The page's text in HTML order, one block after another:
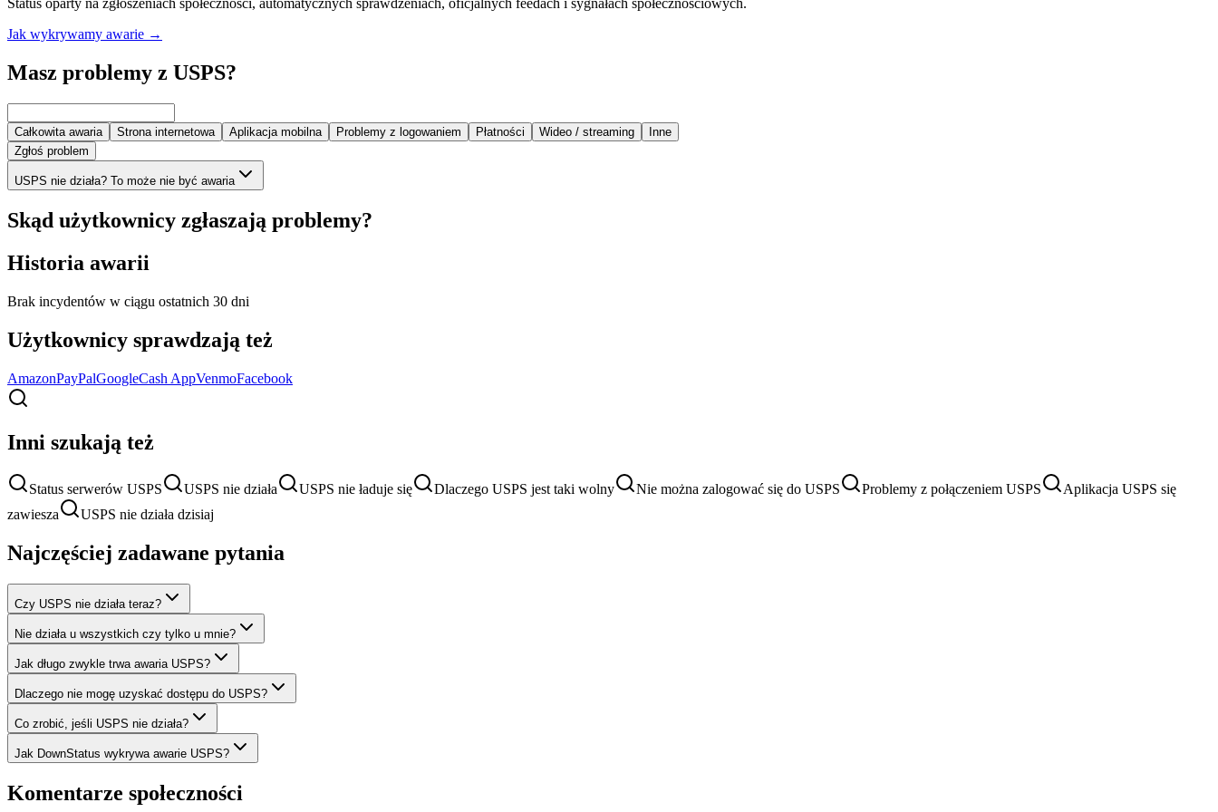
Status oparty na zgłoszeniach społeczności, automatycznych sprawdzeniach, oficjalnych feedach i sygnałach społecznościowych.
Jak wykrywamy awarie →
Masz problemy z USPS?
Całkowita awaria Strona internetowa Aplikacja mobilna Problemy z logowaniem Płatności Wideo / streaming
Inne
Zgłoś problem
USPS nie działa? To może nie być awaria
Skąd użytkownicy zgłaszają problemy?
Historia awarii
Brak incydentów w ciągu ostatnich 30 dni
Użytkownicy sprawdzają też
AmazonPayPalGoogleCash AppVenmoFacebook
Inni szukają też
Status serwerów USPS USPS nie działa USPS nie ładuje się Dlaczego USPS jest taki wolny Nie można zalogować się do USPS Problemy z połączeniem USPS
Aplikacja USPS się
zawiesza
USPS nie działa dzisiaj
Najczęściej zadawane pytania
Czy USPS nie działa teraz?
Nie działa u wszystkich czy tylko u mnie?
Jak długo zwykle trwa awaria USPS?
Dlaczego nie mogę uzyskać dostępu do USPS?
Co zrobić, jeśli USPS nie działa?
Jak DownStatus wykrywa awarie USPS?
Komentarze społeczności